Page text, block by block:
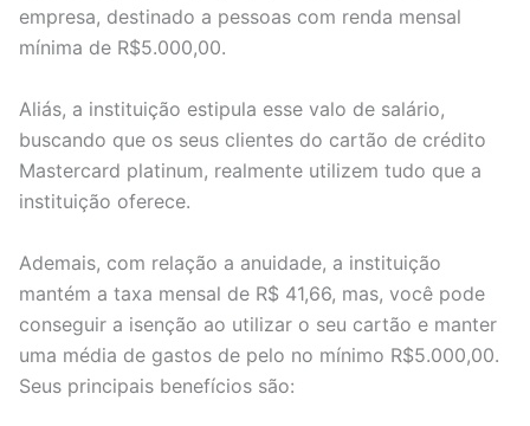
empresa, destinado a pessoas com renda mensal
mínima de R$5.000,00.
Aliás, a instituição estipula esse valo de salário,
buscando que os seus clientes do cartão de crédito
Mastercard platinum, realmente utilizem tudo que a
instituição oferece.
Ademais, com relação a anuidade, a instituição
mantém a taxa mensal de R$ 41,66, mas, você pode
conseguir a isenção ao utilizar o seu cartão e manter
uma média de gastos de pelo no mínimo R$5.000,00.
Seus principais benefícios são: